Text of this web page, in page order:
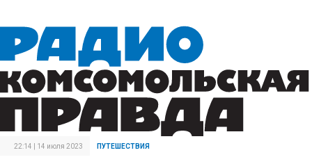
22:14 | 14 июля 2023 ПУТЕШЕСТВИЯ